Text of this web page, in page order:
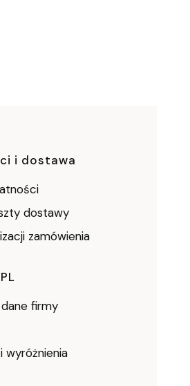
i dostawa
dostawy
zamówienia
firmy
wyróżnienia